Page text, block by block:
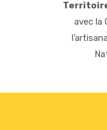
avec la